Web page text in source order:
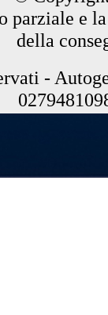
parziale e
della
-